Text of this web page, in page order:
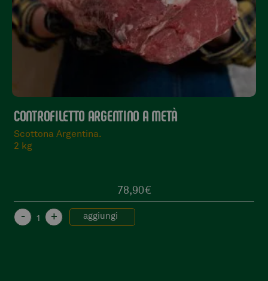
CONTROFILETTO ARGENTINO A METÀ
Scottona Argentina.
2 kg
78,90€
- + aggiungi